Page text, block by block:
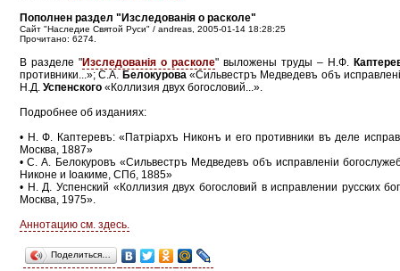
Пополнен раздел "Изследованiя о расколе"
Сайт "Наследие Святой Руси" / andreas, 2005-01-14 18:28:25
Прочитано: 6274.
В разделе "Изследованiя о расколе" выложены труды – Н.Ф.
противники...»; С.А. Белокурова«Сильвестръ Медведевъ объ
Н.Д. Успенского «Коллизия двух богословий...».
Подробнее об изданиях:
• Н. Ф. Каптеревъ: «Патрiархъ Никонъ и его противники въ деле
Москва, 1887»
• С. А. Белокуровъ «Сильвестръ Медведевъ объ исправленіи
Никоне и Іоакиме, СПб, 1885»
• Н. Д. Успенский «Коллизия двух богословий в исправлении русских
Москва, 1975».
Аннотацию см. здесь.
Поделиться…